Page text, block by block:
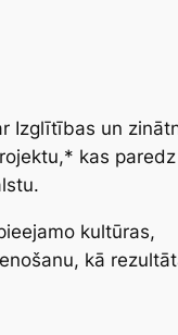
Izglītības un
kas paredz
kultūras,
kā